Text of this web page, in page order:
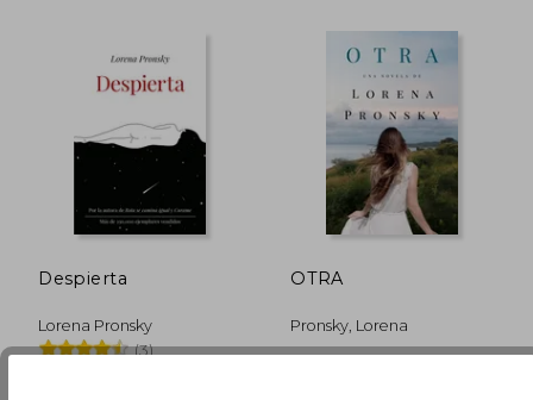
55%
dcto.
S/ 165,24 53%
dcto.
Despierta
Lorena Pronsky
(3)
OTRA
Pronsky, Lorena